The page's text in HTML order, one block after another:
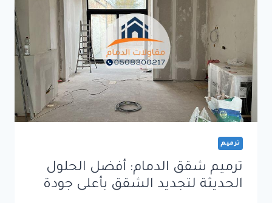
ترميم
ترميم شقق الدمام: أفضل الحلول
الحديثة لتجديد الشقق بأعلى جودة